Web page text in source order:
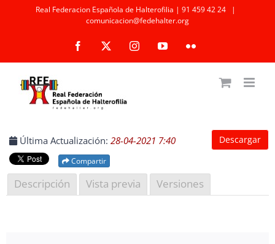
Real Federacion Española de Halterofilia | 91 459 42 24
|
comunicacion@fedehalter.org
Facebook InstagramYouTubeFlickr
Descargar
Última Actualización: 28-04-2021 7:40
Compartir
Descripción Vista previa Versiones